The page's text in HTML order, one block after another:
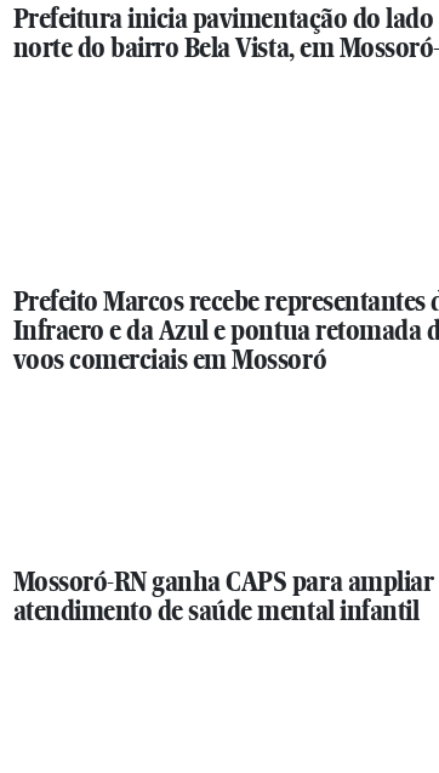
Prefeitura inicia pavimentação do lado
norte do bairro Bela Vista, em
Prefeito Marcos recebe representantes
Infraero e da Azul e pontua retomada
voos comerciais em Mossoró
Mossoró-RN ganha CAPS para ampliar
atendimento de saúde mental infantil